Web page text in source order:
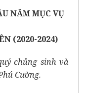
NĂM MỤC VỤ
(2020-2024)
chủng sinh và
Cường.